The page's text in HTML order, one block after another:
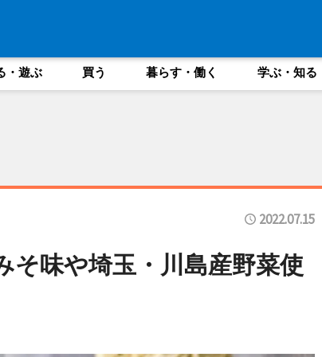
・遊ぶ 買う 暮らす・働く 学ぶ・知る
2022.07.15
味や埼玉・川島産野菜使